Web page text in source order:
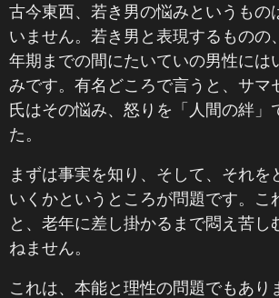
古今東西、若き男の悩みというもの
いません。若き男と表現するものの
年期までの間にたいていの男性には
みです。有名どころで言うと、サマ
氏はその悩み、怒りを「人間の絆」
た。
まずは事実を知り、そして、それを
いくかというところが問題です。こ
と、老年に差し掛かるまで悶え苦し
ねません。
これは、本能と理性の問題でもあり